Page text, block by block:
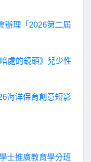
辦理「2026第二屆
處的鏡頭》兒少性
海洋保育創意短影
士推廣教育學分班